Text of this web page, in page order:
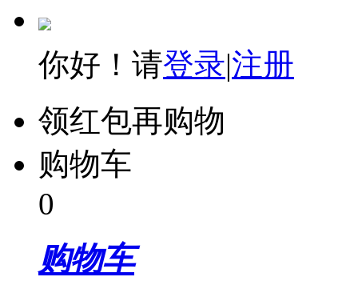
你好！请登录|注册
领红包再购物
购物车
0
购物车